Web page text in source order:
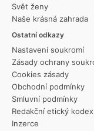
Svět ženy
Naše krásná zahrada
Ostatní odkazy
Nastavení soukromí
Zásady ochrany
Cookies zásady
Obchodní podmínky
Smluvní podmínky
Redakční etický kodex
Inzerce